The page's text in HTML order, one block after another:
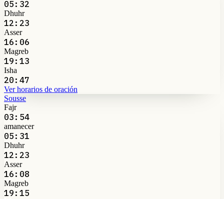
05:32
Dhuhr
12:23
Asser
16:06
Magreb
19:13
Isha
20:47
Ver horarios de oración
Sousse
Fajr
03:54
amanecer
05:31
Dhuhr
12:23
Asser
16:08
Magreb
19:15